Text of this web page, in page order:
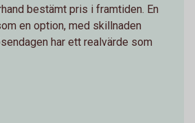
bestämt pris i framtiden. En
en option, med skillnaden
har ett realvärde som